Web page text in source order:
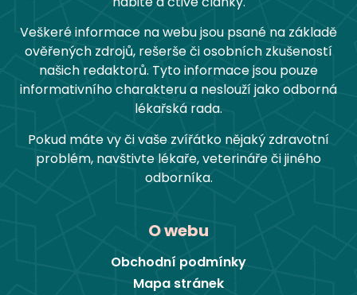
Veškeré informace na webu jsou psané na základě
ověřených zdrojů, rešerše či osobních zkušeností
našich redaktorů. Tyto informace jsou pouze
informativního charakteru a neslouží jako odborná
lékařská rada.
Pokud máte vy či vaše zvířátko nějaký zdravotní
problém, navštivte lékaře, veterináře či jiného
odborníka.
O webu
Obchodní podmínky
Mapa stránek